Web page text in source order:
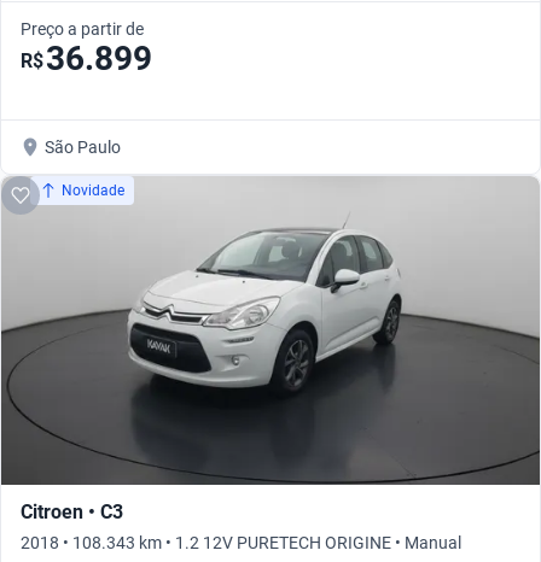
Preço a partir de
R$36.899
São Paulo
Novidade
Citroen • C3
2018 • 108.343 km • 1.2 12V PURETECH ORIGINE • Manual